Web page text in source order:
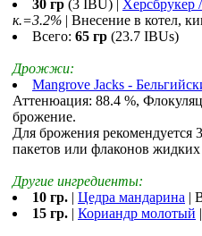
30 гр (3 IBU) | Херсбрукер
к.=3.2% | Внесение в котел,
Всего: 65 гр (23.7 IBUs)
Дрожжи:
Mangrove Jacks -
Аттенюация: 88.4 %,
брожение.
Для брожения
пакетов или флаконов
Другие ингредиенты:
10 гр. | Цедра мандарина |
15 гр. | Кориандр молотый